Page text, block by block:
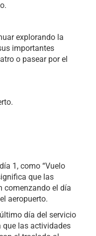
explorando la
importantes
o pasear por el
1, como “Vuelo
que las
comenzando el día
aeropuerto.
día del servicio
que las actividades